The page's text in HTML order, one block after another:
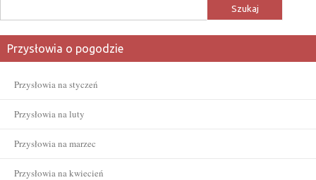
Przysłowia o pogodzie
Przysłowia na styczeń
Przysłowia na luty
Przysłowia na marzec
Przysłowia na kwiecień